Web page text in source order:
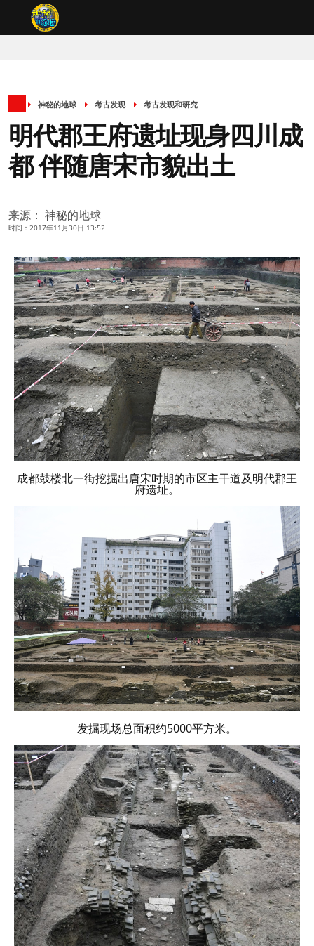
神秘的地球 考古发现 考古发现和研究
明代郡王府遗址现身四川成
都 伴随唐宋市貌出土
来源： 神秘的地球
时间：2017年11月30日 13:52
成都鼓楼北一街挖掘出唐宋时期的市区主干道及明代郡王
府遗址。
发掘现场总面积约5000平方米。